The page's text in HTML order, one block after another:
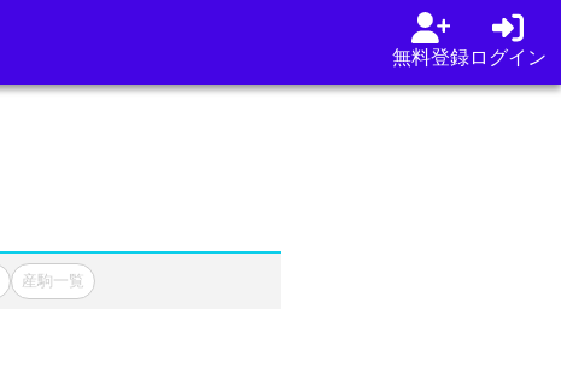
無料登録ログイン
産駒一覧